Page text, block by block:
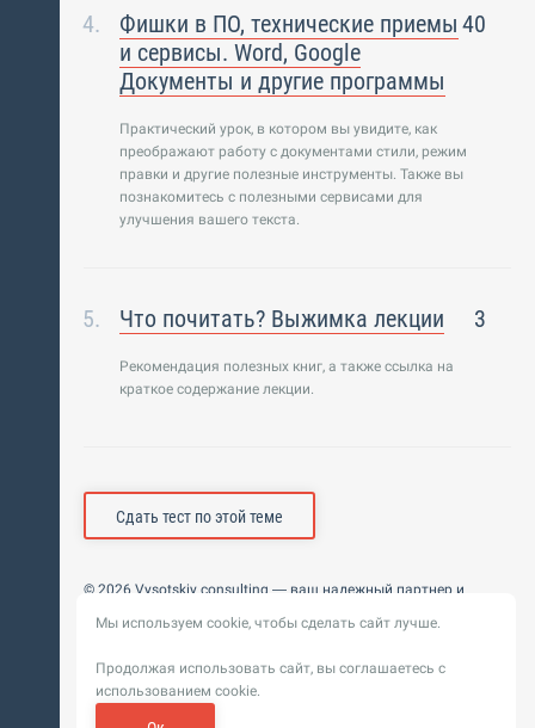
Фишки в ПО, технические приемы
и сервисы. Word, Google
Документы и другие программы
40
Практический урок, в котором вы увидите, как
преображают работу с документами стили, режим
правки и другие полезные инструменты. Также вы
познакомитесь с полезными сервисами для
улучшения вашего текста.
Что почитать? Выжимка лекции 3
Рекомендация полезных книг, а также ссылка на
краткое содержание лекции.
Сдать тест по этой теме
© 2026 Vysotskiy consulting — ваш надежный партнер и
Цифровизация, BIM, ИИ. Внедряем и оптимизируем
Пользовательское
соглашение
Политика обработки персональных
данных
Мы используем cookie, чтобы сделать сайт лучше.
Продолжая использовать сайт, вы соглашаетесь с
использованием cookie.